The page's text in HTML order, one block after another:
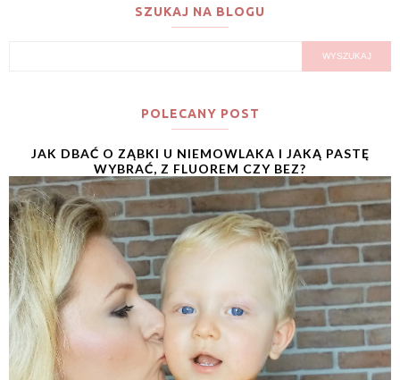
SZUKAJ NA BLOGU
POLECANY POST
JAK DBAĆ O ZĄBKI U NIEMOWLAKA I JAKĄ PASTĘ
WYBRAĆ, Z FLUOREM CZY BEZ?